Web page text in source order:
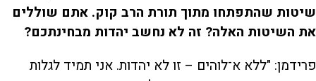
שיטות שהתפתחו מתוך תורת הרב קוק. אתם שוללים
את השיטות האלה? זה לא נחשב יהדות מבחינתכם?
פרידמן: "ללא א־לוהים – זו לא יהדות. אני תמיד לגלות